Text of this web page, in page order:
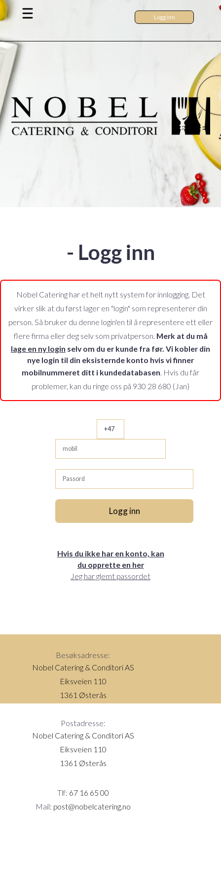
Logg inn
- Logg inn
Nobel Catering har et helt nytt system for innlogging. Det
virker slik at du først lager en "login" som representerer din
person. Så bruker du denne login'en til å representere ett eller
flere firma eller deg selv som privatperson. Merk at du må
lage en ny login selv om du er kunde fra før. Vi kobler din
nye login til din eksisternde konto hvis vi finner
mobilnummeret ditt i kundedatabasen. Hvis du får
problemer, kan du ringe oss på 930 28 680 (Jan)
Hvis du ikke har en konto, kan
du opprette en her
Jeg har glemt passordet
Besøksadresse:
Nobel Catering & Conditori AS
Eiksveien 110
1361 Østerås
Postadresse:
Nobel Catering & Conditori AS
Eiksveien 110
1361 Østerås
Tlf: 67 16 65 00
Mail: post@nobelcatering.no